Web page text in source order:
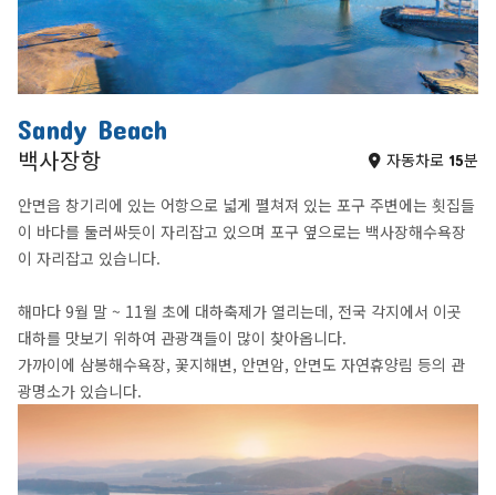
Sandy Beach
백사장항 자동차로 15분
안면읍 창기리에 있는 어항으로 넓게 펼쳐져 있는 포구 주변에는 횟집들
이 바다를 둘러싸듯이 자리잡고 있으며 포구 옆으로는 백사장해수욕장
이 자리잡고 있습니다.
해마다 9월 말 ~ 11월 초에 대하축제가 열리는데, 전국 각지에서 이곳
대하를 맛보기 위하여 관광객들이 많이 찾아옵니다.
가까이에 삼봉해수욕장, 꽃지해변, 안면암, 안면도 자연휴양림 등의 관
광명소가 있습니다.